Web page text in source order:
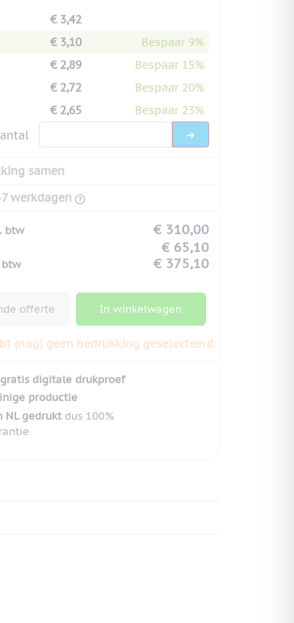
€ 3,42
€ 3,10
Bespaar 9%
€ 2,89
Bespaar 15%
€ 2,72
Bespaar 20%
€ 2,65
Bespaar 23%
samen
werkdagen
btw
€ 310,00
€ 65,10
btw € 375,10
offerte In winkelwagen
(nog) geen bedrukking geselecteerd
gratis digitale drukproef
productie
NL gedruktdus 100%